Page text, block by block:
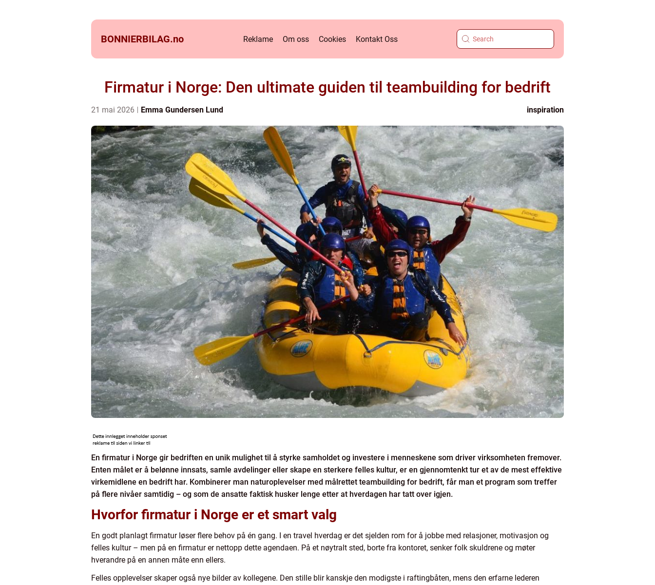
BONNIERBILAG.no Reklame Om oss Cookies Kontakt Oss
Firmatur i Norge: Den ultimate guiden til teambuilding for bedrift
21 mai 2026 Emma Gundersen Lund inspiration
En firmatur i Norge gir bedriften en unik mulighet til å styrke samholdet og investere i menneskene som driver virksomheten fremover.
Enten målet er å belønne innsats, samle avdelinger eller skape en sterkere felles kultur, er en gjennomtenkt tur et av de mest effektive
virkemidlene en bedrift har. Kombinerer man naturoplevelser med målrettet teambuilding for bedrift, får man et program som treffer
på flere nivåer samtidig – og som de ansatte faktisk husker lenge etter at hverdagen har tatt over igjen.
Hvorfor firmatur i Norge er et smart valg
En godt planlagt firmatur løser flere behov på én gang. I en travel hverdag er det sjelden rom for å jobbe med relasjoner, motivasjon og
felles kultur – men på en firmatur er nettopp dette agendaen. På et nøytralt sted, borte fra kontoret, senker folk skuldrene og møter
hverandre på en annen måte enn ellers.
Felles opplevelser skaper også nye bilder av kollegene. Den stille blir kanskje den modigste i raftingbåten, mens den erfarne lederen